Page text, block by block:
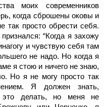
моих современников
когда сброшены оковы и
так просто обрести себя.
“Когда я захожу
и чувствую себя там
не надо. Но когда я
я стою и ничего не знаю,
Но я не могу просто так
Я должен знать,
это делать, но меня не